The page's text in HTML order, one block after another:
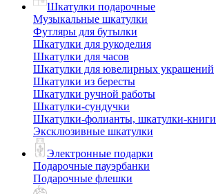
Шкатулки подарочные
Музыкальные шкатулки
Футляры для бутылки
Шкатулки для рукоделия
Шкатулки для часов
Шкатулки для ювелирных украшений
Шкатулки из бересты
Шкатулки ручной работы
Шкатулки-сундучки
Шкатулки-фолианты, шкатулки-книги
Эксклюзивные шкатулки
Электронные подарки
Подарочные пауэрбанки
Подарочные флешки